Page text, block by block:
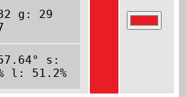
g: 29
s:
l: 51.2%